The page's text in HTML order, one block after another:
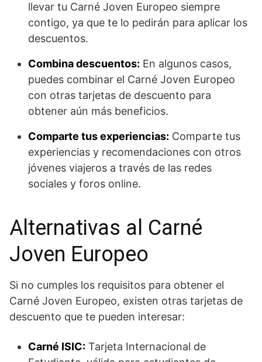
llevar tu Carné Joven Europeo siempre
contigo, ya que te lo pedirán para aplicar los
descuentos.
Combina descuentos: En algunos casos,
puedes combinar el Carné Joven Europeo
con otras tarjetas de descuento para
obtener aún más beneficios.
Comparte tus experiencias: Comparte tus
experiencias y recomendaciones con otros
jóvenes viajeros a través de las redes
sociales y foros online.
Alternativas al Carné
Joven Europeo
Si no cumples los requisitos para obtener el
Carné Joven Europeo, existen otras tarjetas de
descuento que te pueden interesar:
Carné ISIC: Tarjeta Internacional de